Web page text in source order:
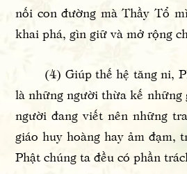
nối con đường mà Thầy Tổ
khai phá, gìn giữ và mở rộng
(4) Giúp thế hệ tăng ni,
là những người thừa kế
người đang viết nên những
giáo huy hoàng hay ảm đạm,
Phật chúng ta đều có phần